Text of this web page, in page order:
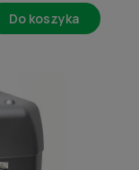
Do koszyka